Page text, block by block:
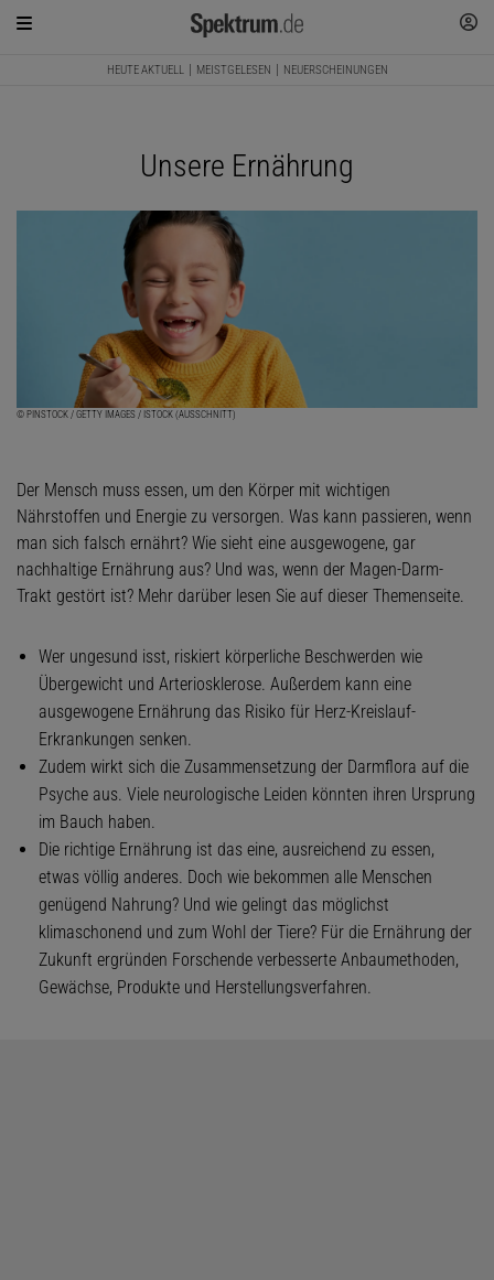
HEUTE AKTUELL MEISTGELESEN NEUERSCHEINUNGEN
Unsere Ernährung
© PINSTOCK / GETTY IMAGES / ISTOCK (AUSSCHNITT)
Der Mensch muss essen, um den Körper mit wichtigen
Nährstoffen und Energie zu versorgen. Was kann passieren, wenn
man sich falsch ernährt? Wie sieht eine ausgewogene, gar
nachhaltige Ernährung aus? Und was, wenn der Magen-Darm-
Trakt gestört ist? Mehr darüber lesen Sie auf dieser Themenseite.
Wer ungesund isst, riskiert körperliche Beschwerden wie
Übergewicht und Arteriosklerose. Außerdem kann eine
ausgewogene Ernährung das Risiko für Herz-Kreislauf-
Erkrankungen senken.
Zudem wirkt sich die Zusammensetzung der Darmflora auf die
Psyche aus. Viele neurologische Leiden könnten ihren Ursprung
im Bauch haben.
Die richtige Ernährung ist das eine, ausreichend zu essen,
etwas völlig anderes. Doch wie bekommen alle Menschen
genügend Nahrung? Und wie gelingt das möglichst
klimaschonend und zum Wohl der Tiere? Für die Ernährung der
Zukunft ergründen Forschende verbesserte Anbaumethoden,
Gewächse, Produkte und Herstellungsverfahren.